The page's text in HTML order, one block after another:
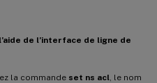
de l’interface de ligne de
la commande set ns acl , le nom